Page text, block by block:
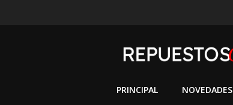
PRINCIPAL NOVEDADES